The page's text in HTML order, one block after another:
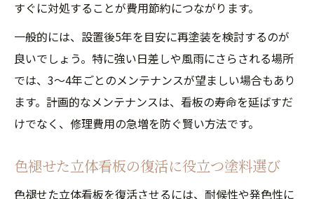
すぐに対処することが費用節約につながります。
一般的には、設置後5年を目安に再塗装を検討するのが
良いでしょう。特に強い日差しや風雨にさらされる場所
では、3～4年ごとのメンテナンスが望ましい場合もあり
ます。計画的なメンテナンスは、看板の寿命を延ばすだ
けでなく、修理費用の急増を防ぐ賢い方法です。
色褪せた立体看板の復活に役立つ塗料選び
色褪せた立体看板を復活させるには、耐候性や発色性に